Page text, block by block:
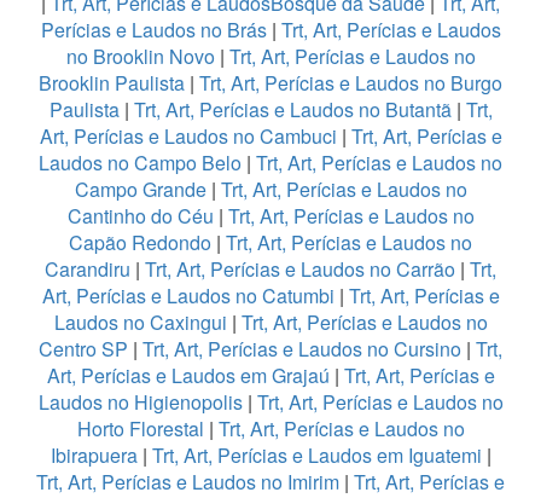
Perícias e Laudos no Brás| Trt, Art, Perícias e Laudos
no Brooklin Novo| Trt, Art, Perícias e Laudos no
Brooklin Paulista | Trt, Art, Perícias e Laudos no Burgo
Paulista| Trt, Art, Perícias e Laudos no Butantã| Trt,
Art, Perícias e Laudos no Cambuci | Trt, Art, Perícias e
Laudos no Campo Belo | Trt, Art, Perícias e Laudos no
Campo Grande| Trt, Art, Perícias e Laudos no
Cantinho do Céu | Trt, Art, Perícias e Laudos no
Capão Redondo | Trt, Art, Perícias e Laudos no
Carandiru | Trt, Art, Perícias e Laudos no Carrão | Trt,
Art, Perícias e Laudos no Catumbi | Trt, Art, Perícias e
Laudos no Caxingui | Trt, Art, Perícias e Laudos no
Centro SP | Trt, Art, Perícias e Laudos no Cursino | Trt,
Art, Perícias e Laudos em Grajaú | Trt, Art, Perícias e
Laudos no Higienopolis| Trt, Art, Perícias e Laudos no
Horto Florestal | Trt, Art, Perícias e Laudos no
Ibirapuera| Trt, Art, Perícias e Laudos em Iguatemi |
Trt, Art, Perícias e Laudos no Imirim | Trt, Art, Perícias e